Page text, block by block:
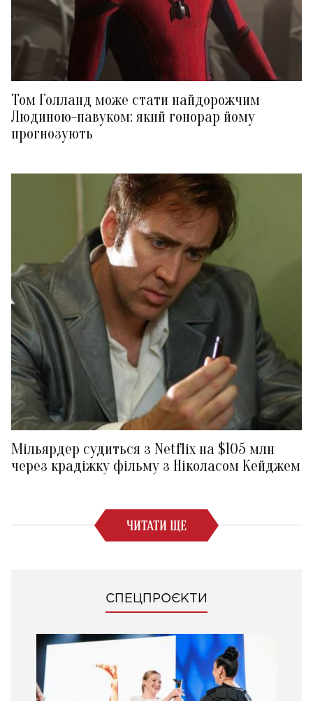
Том Голланд може стати найдорожчим
Людиною-павуком: який гонорар йому
прогнозують
Мільярдер судиться з Netflix на $105 млн
через крадіжку фільму з Ніколасом Кейджем
ЧИТАТИ ЩЕ
СПЕЦПРОЄКТИ